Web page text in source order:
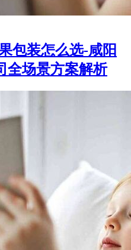
包装怎么选-咸阳
全场景方案解析